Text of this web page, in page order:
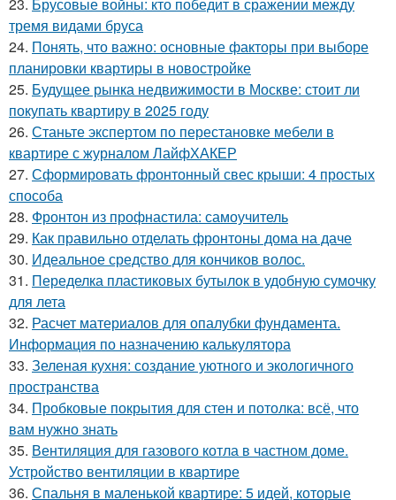
23. Брусовые войны: кто победит в сражении между
тремя видами бруса
24. Понять, что важно: основные факторы при выборе
планировки квартиры в новостройке
25. Будущее рынка недвижимости в Москве: стоит ли
покупать квартиру в 2025 году
26. Станьте экспертом по перестановке мебели в
квартире с журналом ЛайфХАКЕР
27. Сформировать фронтонный свес крыши: 4 простых
способа
28. Фронтон из профнастила: самоучитель
29. Как правильно отделать фронтоны дома на даче
30. Идеальное средство для кончиков волос.
31. Переделка пластиковых бутылок в удобную сумочку
для лета
32. Расчет материалов для опалубки фундамента.
Информация по назначению калькулятора
33. Зеленая кухня: создание уютного и экологичного
пространства
34. Пробковые покрытия для стен и потолка: всё, что
вам нужно знать
35. Вентиляция для газового котла в частном доме.
Устройство вентиляции в квартире
36. Спальня в маленькой квартире: 5 идей, которые